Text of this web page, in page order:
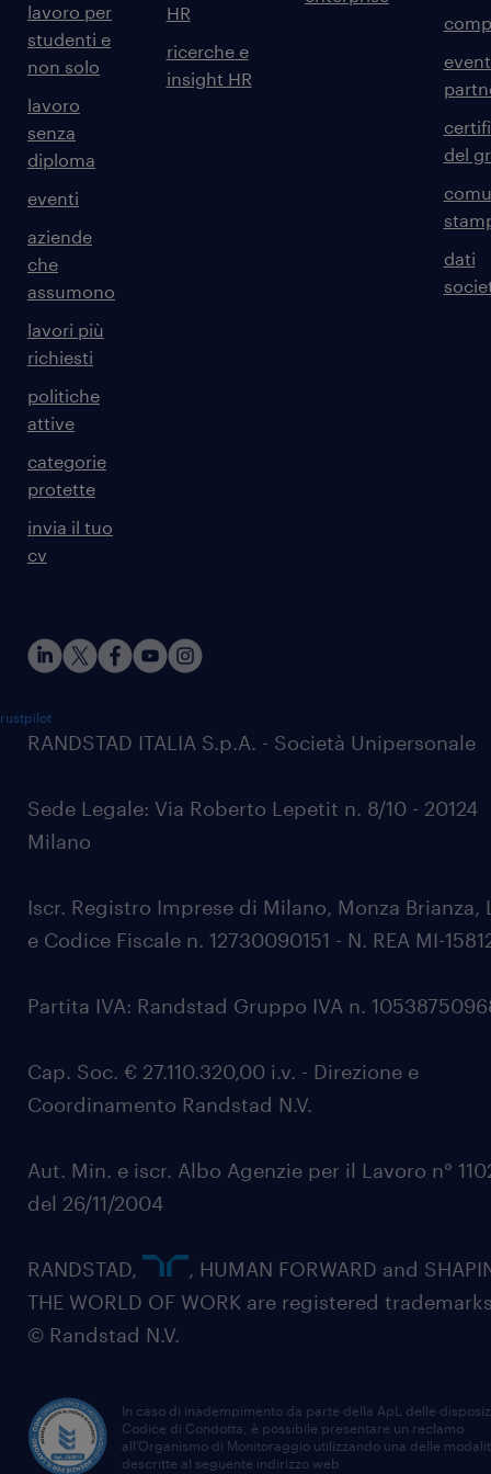
lavoro per
studenti e
non solo
lavoro
senza
diploma
eventi
aziende
che
assumono
lavori più
richiesti
politiche
attive
categorie
protette
invia il tuo
cv
HR
ricerche e
insight HR
del
dati
RANDSTAD ITALIA S.p.A. - Società Unipersonale
Sede Legale: Via Roberto Lepetit n. 8/10 - 20124
Milano
Iscr. Registro Imprese di Milano, Monza Brianza,
e Codice Fiscale n. 12730090151 - N. REA MI-
Partita IVA: Randstad Gruppo IVA n.
Cap. Soc. € 27.110.320,00 i.v. - Direzione e
Coordinamento Randstad N.V.
Aut. Min. e iscr. Albo Agenzie per il Lavoro n°
del 26/11/2004
RANDSTAD,
, HUMAN FORWARD and
THE WORLD OF WORK are registered
© Randstad N.V.
In caso di inadempimento da parte della ApL delle
Codice di Condotta, è possibile presentare un reclamo
all’Organismo di Monitoraggio utilizzando una delle
descritte al seguente indirizzo web